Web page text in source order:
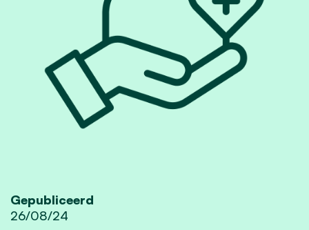
Gepubliceerd
26/08/24